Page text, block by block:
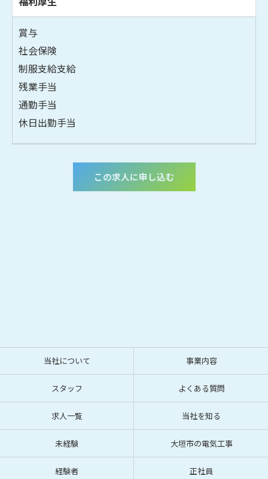
賞与
社会保険
制服支給支給
残業手当
通勤手当
休日出勤手当
この求人に申し込む
当社について 事業内容
スタッフ よくある質問
求人一覧 当社を知る
未経験 大垣市の電気工事
経験者 正社員